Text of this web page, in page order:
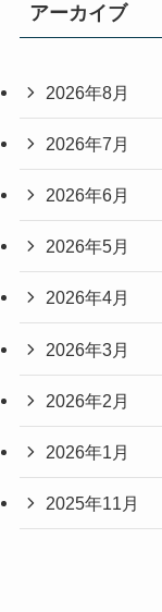
アーカイブ
2026年8月
2026年7月
2026年6月
2026年5月
2026年4月
2026年3月
2026年2月
2026年1月
2025年11月